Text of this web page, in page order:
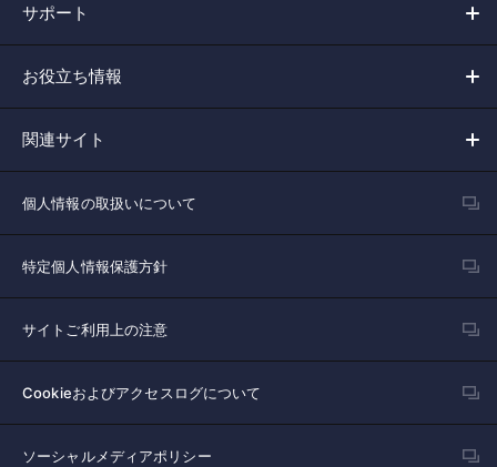
サポート
お役立ち情報
関連サイト
個人情報の取扱いについて
特定個人情報保護方針
サイトご利用上の注意
Cookieおよびアクセスログについて
ソーシャルメディアポリシー